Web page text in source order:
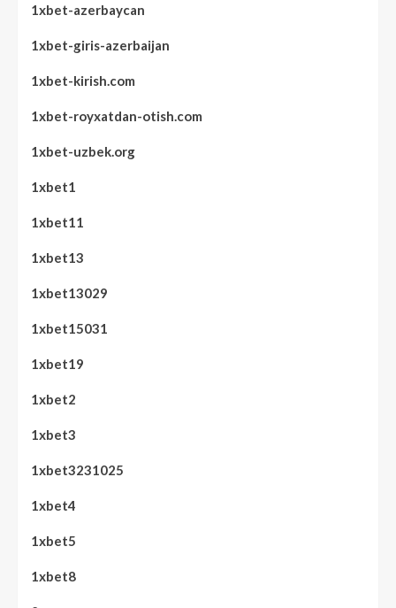
1xbet-azerbaycan
1xbet-giris-azerbaijan
1xbet-kirish.com
1xbet-royxatdan-otish.com
1xbet-uzbek.org
1xbet1
1xbet11
1xbet13
1xbet13029
1xbet15031
1xbet19
1xbet2
1xbet3
1xbet3231025
1xbet4
1xbet5
1xbet8